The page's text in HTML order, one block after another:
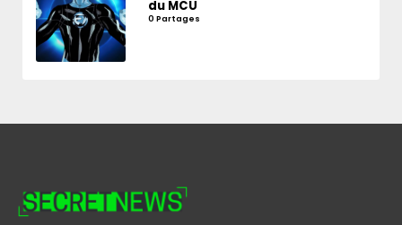
du MCU
0 Partages